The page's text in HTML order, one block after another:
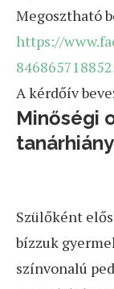
Megosztható
https://
A kérdőív
Minőségi
Szülőként
bízzuk
színvonalú